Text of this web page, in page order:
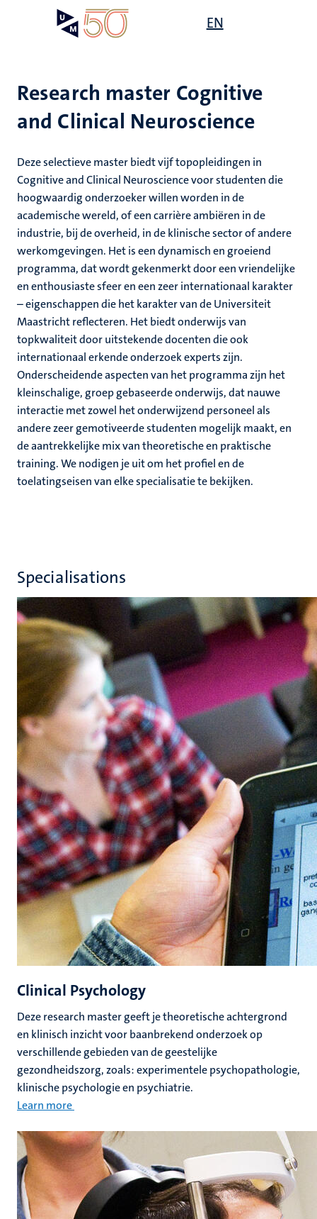
gaan
EN
Research master Cognitive
and Clinical Neuroscience
Deze selectieve master biedt vijf topopleidingen in
Cognitive and Clinical Neuroscience voor studenten die
hoogwaardig onderzoeker willen worden in de
academische wereld, of een carrière ambiëren in de
industrie, bij de overheid, in de klinische sector of andere
werkomgevingen. Het is een dynamisch en groeiend
programma, dat wordt gekenmerkt door een vriendelijke
en enthousiaste sfeer en een zeer internationaal karakter
– eigenschappen die het karakter van de Universiteit
Maastricht reflecteren. Het biedt onderwijs van
topkwaliteit door uitstekende docenten die ook
internationaal erkende onderzoek experts zijn.
Onderscheidende aspecten van het programma zijn het
kleinschalige, groep gebaseerde onderwijs, dat nauwe
interactie met zowel het onderwijzend personeel als
andere zeer gemotiveerde studenten mogelijk maakt, en
de aantrekkelijke mix van theoretische en praktische
training. We nodigen je uit om het profiel en de
toelatingseisen van elke specialisatie te bekijken.
Specialisations
Clinical Psychology
Deze research master geeft je theoretische achtergrond
en klinisch inzicht voor baanbrekend onderzoek op
verschillende gebieden van de geestelijke
gezondheidszorg, zoals: experimentele psychopathologie,
klinische psychologie en psychiatrie.
Learn more